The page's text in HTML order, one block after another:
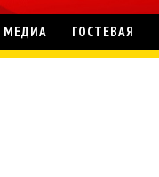
МЕДИА ГОСТЕВАЯ